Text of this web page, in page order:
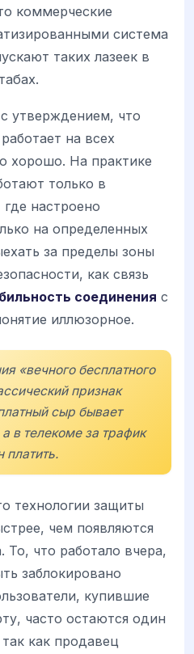
коммерческие
система
таких лазеек в
утверждением, что
на всех
хорошо. На практике
только в
настроено
на определенных
за пределы зоны
как связь
соединения с
иллюзорное.
«вечного бесплатного
признак
сыр бывает
в телекоме за трафик
платить.
технологии защиты
чем появляются
что работало вчера,
заблокировано
купившие
часто остаются один
как продавец